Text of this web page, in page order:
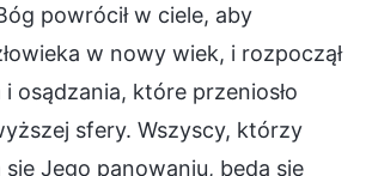
powrócił w ciele, aby
w nowy wiek, i rozpoczął
i osądzania, które przeniosło
sfery. Wszyscy, którzy
Jego panowaniu, będą się